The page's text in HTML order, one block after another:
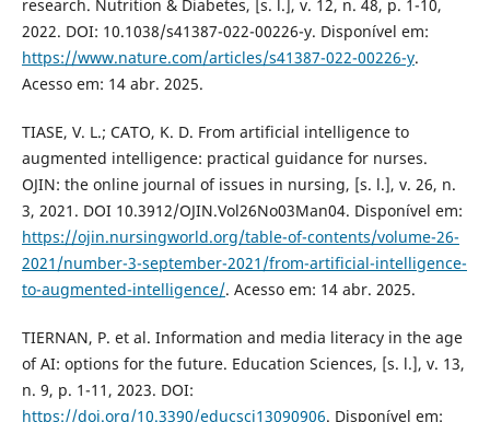
research. Nutrition & Diabetes, [s. l.], v. 12, n. 48, p. 1-10,
2022. DOI: 10.1038/s41387-022-00226-y. Disponível em:
https://www.nature.com/articles/s41387-022-00226-y.
Acesso em: 14 abr. 2025.
TIASE, V. L.; CATO, K. D. From artificial intelligence to
augmented intelligence: practical guidance for nurses.
OJIN: the online journal of issues in nursing, [s. l.], v. 26, n.
3, 2021. DOI 10.3912/OJIN.Vol26No03Man04. Disponível em:
https://ojin.nursingworld.org/table-of-contents/volume-26-
2021/number-3-september-2021/from-artificial-intelligence-
to-augmented-intelligence/. Acesso em: 14 abr. 2025.
TIERNAN, P. et al. Information and media literacy in the age
of AI: options for the future. Education Sciences, [s. l.], v. 13,
n. 9, p. 1-11, 2023. DOI:
https://doi.org/10.3390/educsci13090906. Disponível em: